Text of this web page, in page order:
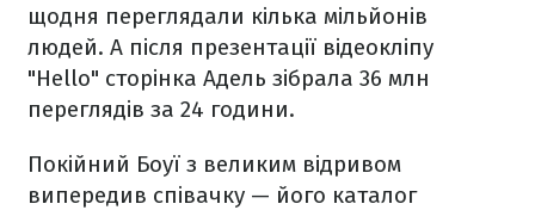
щодня переглядали кілька мільйонів
людей. А після презентації відеокліпу
"Hello" сторінка Адель зібрала 36 млн
переглядів за 24 години.
Покійний Боуї з великим відривом
випередив співачку — його каталог